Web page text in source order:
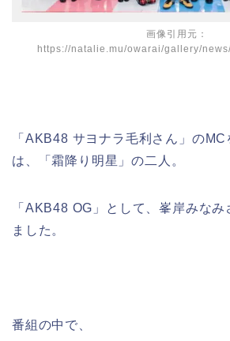
画像引用元：
https://natalie.mu/owarai/gallery/
「AKB48 サヨナラ毛利さん」の
は、「霜降り明星」の二人。
「AKB48 OG」として、峯岸みな
ました。
番組の中で、